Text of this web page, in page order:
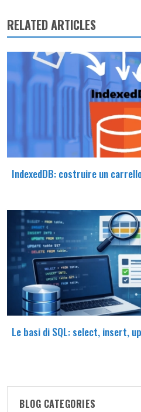
RELATED ARTICLES
IndexedDB: costruire un
Le basi di SQL: select, insert,
BLOG CATEGORIES